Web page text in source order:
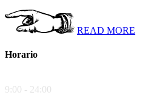
READ MORE
Horario
9:00 - 24:00